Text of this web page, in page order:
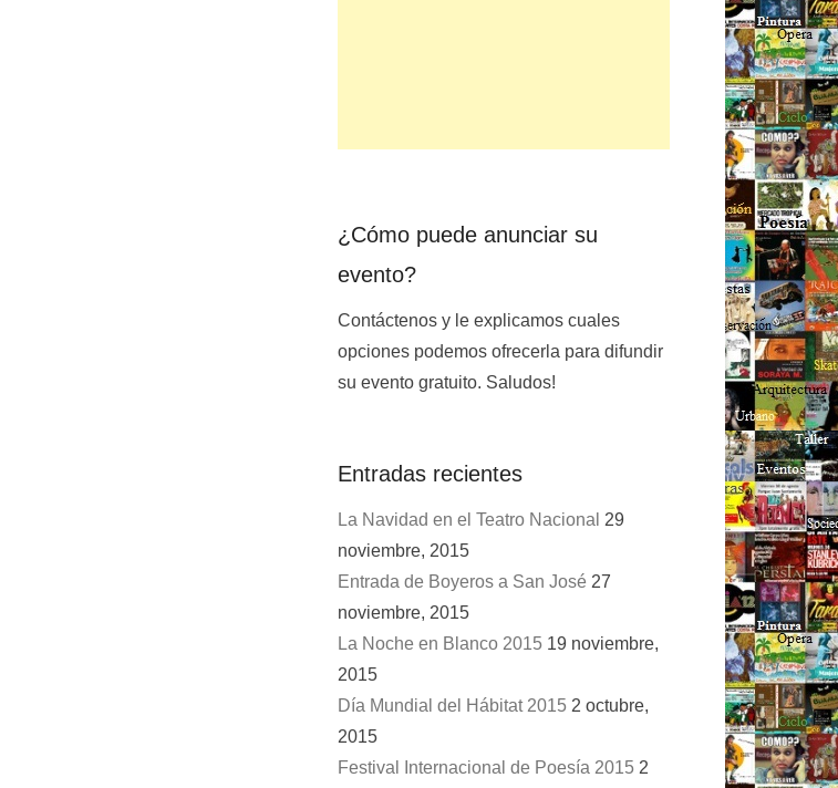
¿Cómo puede anunciar su
evento?
Contáctenos y le explicamos cuales
opciones podemos ofrecerla para difundir
su evento gratuito. Saludos!
Entradas recientes
La Navidad en el Teatro Nacional 29
noviembre, 2015
Entrada de Boyeros a San José 27
noviembre, 2015
La Noche en Blanco 2015 19 noviembre,
2015
Día Mundial del Hábitat 2015 2 octubre,
2015
Festival Internacional de Poesía 2015 2